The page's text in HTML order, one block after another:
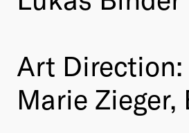
Art Direction:
Marie